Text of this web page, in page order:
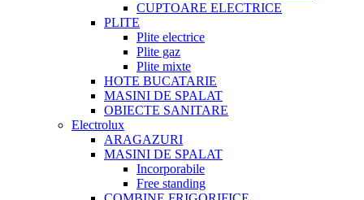
CUPTOARE ELECTRICE
PLITE
Plite electrice
Plite gaz
Plite mixte
HOTE BUCATARIE
MASINI DE SPALAT
OBIECTE SANITARE
Electrolux
ARAGAZURI
MASINI DE SPALAT
Incorporabile
Free standing